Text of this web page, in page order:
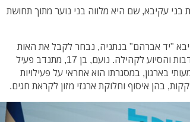
עקיבא, שם היא מלווה בני נוער מתוך תחושת
"יד אברהם" בנתניה, נבחר לקבל את האות
בזכות פעילותו הענפה בתחום ההתנדבות והסיוע לקהילה. נועם, בן 17, מתנדב פעיל
בארגון, במסגרתו הוא אחראי על פעילויות
בהן איסוף וחלוקת ארגזי מזון לקראת חגים.